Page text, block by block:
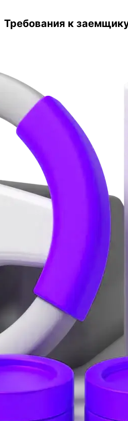
Требования к